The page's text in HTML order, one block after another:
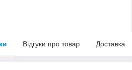
Відгуки про товар Доставка